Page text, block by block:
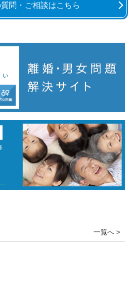
問・ご相談はこちら
一覧へ >